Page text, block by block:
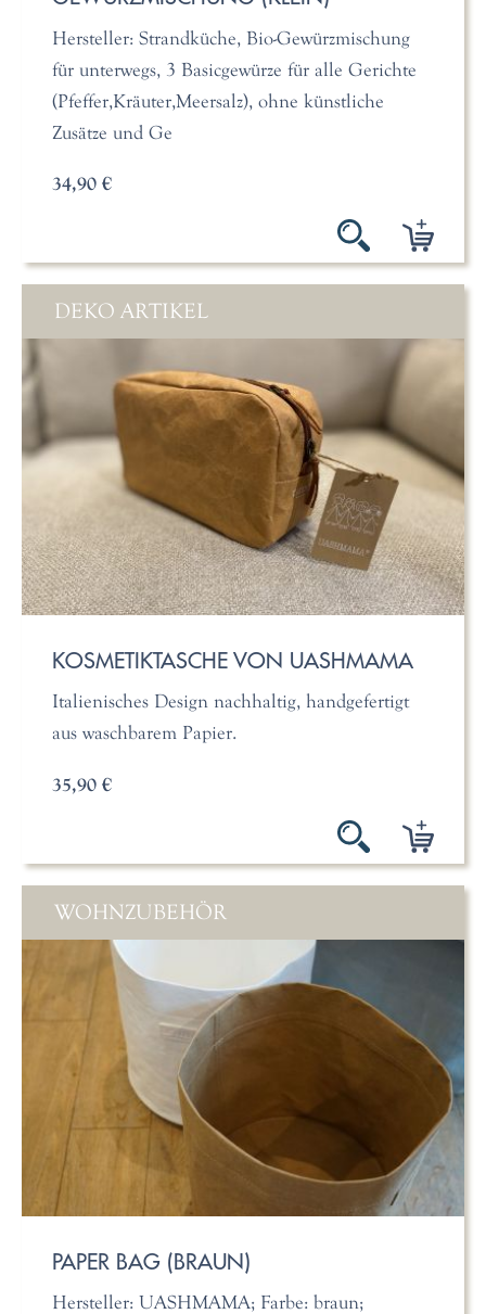
Hersteller: Strandküche, Bio-Gewürzmischung
für unterwegs, 3 Basicgewürze für alle Gerichte
(Pfeffer,Kräuter,Meersalz), ohne künstliche
Zusätze und Ge
34,90 €
DEKO ARTIKEL
KOSMETIKTASCHE VON UASHMAMA
Italienisches Design nachhaltig, handgefertigt
aus waschbarem Papier.
35,90 €
WOHNZUBEHÖR
PAPER BAG (BRAUN)
Hersteller: UASHMAMA; Farbe: braun;